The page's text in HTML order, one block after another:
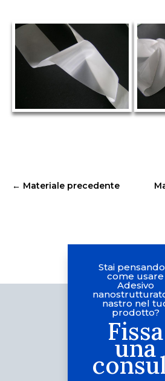
← Materiale precedente
Stai
come usare
Adesivo
nastro nel
prodotto?
Fissa
una